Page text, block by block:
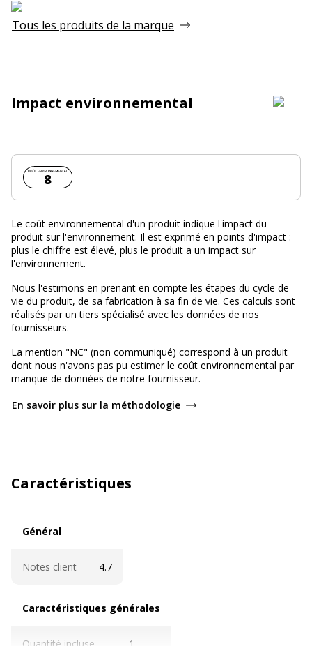
Tous les produits de la marque
Impact environnemental
Coût environnemental :
8
Le coût environnemental d'un produit indique l'impact du
produit sur l'environnement. Il est exprimé en points d'impact :
plus le chiffre est élevé, plus le produit a un impact sur
l'environnement.
Nous l'estimons en prenant en compte les étapes du cycle de
vie du produit, de sa fabrication à sa fin de vie. Ces calculs sont
réalisés par un tiers spécialisé avec les données de nos
fournisseurs.
La mention "NC" (non communiqué) correspond à un produit
dont nous n'avons pas pu estimer le coût environnemental par
manque de données de notre fournisseur.
En savoir plus sur la méthodologie
Caractéristiques
Général
Notes client 4.7
Caractéristiques générales